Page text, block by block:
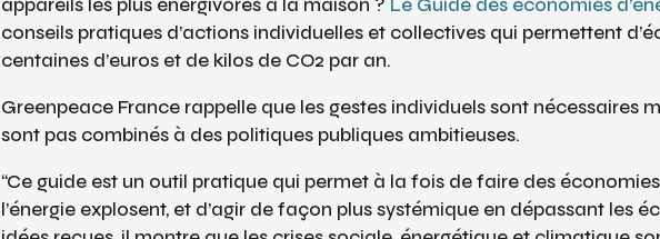
appareils les plus énergivores à la maison ? Le Guide des économies
conseils pratiques d’actions individuelles et collectives qui permettent
centaines d’euros et de kilos de CO2 par an.
Greenpeace France rappelle que les gestes individuels sont nécessaires
sont pas combinés à des politiques publiques ambitieuses.
“Ce guide est un outil pratique qui permet à la fois de faire des
l’énergie explosent, et d’agir de façon plus systémique en dépassant les